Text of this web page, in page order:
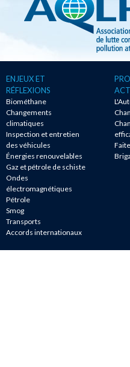
ENJEUX ET
RÉFLEXIONS
Biométhane
Changements
climatiques
Inspection et entretien
des véhicules
Énergies renouvelables
Gaz et pétrole de schiste
Ondes
électromagnétiques
Pétrole
Smog
Transports
Accords internationaux